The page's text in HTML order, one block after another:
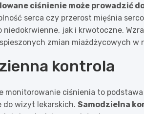
ciśnienie może prowadzić
serca czy przerost mięśnia
jak i krwotoczne.
zmian miażdżycowych w
kontrola
monitorowanie ciśnienia to
do wizyt lekarskich. Samodzielna